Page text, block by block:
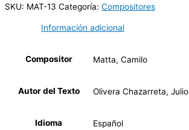
SKU: MAT-13 Categoría: Compositores
Información adicional
Compositor Matta, Camilo
Autor del Texto Olivera Chazarreta, Julio
Idioma Español